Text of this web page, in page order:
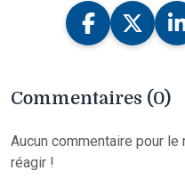
Commentaires (0)
Aucun commentaire pour
réagir !